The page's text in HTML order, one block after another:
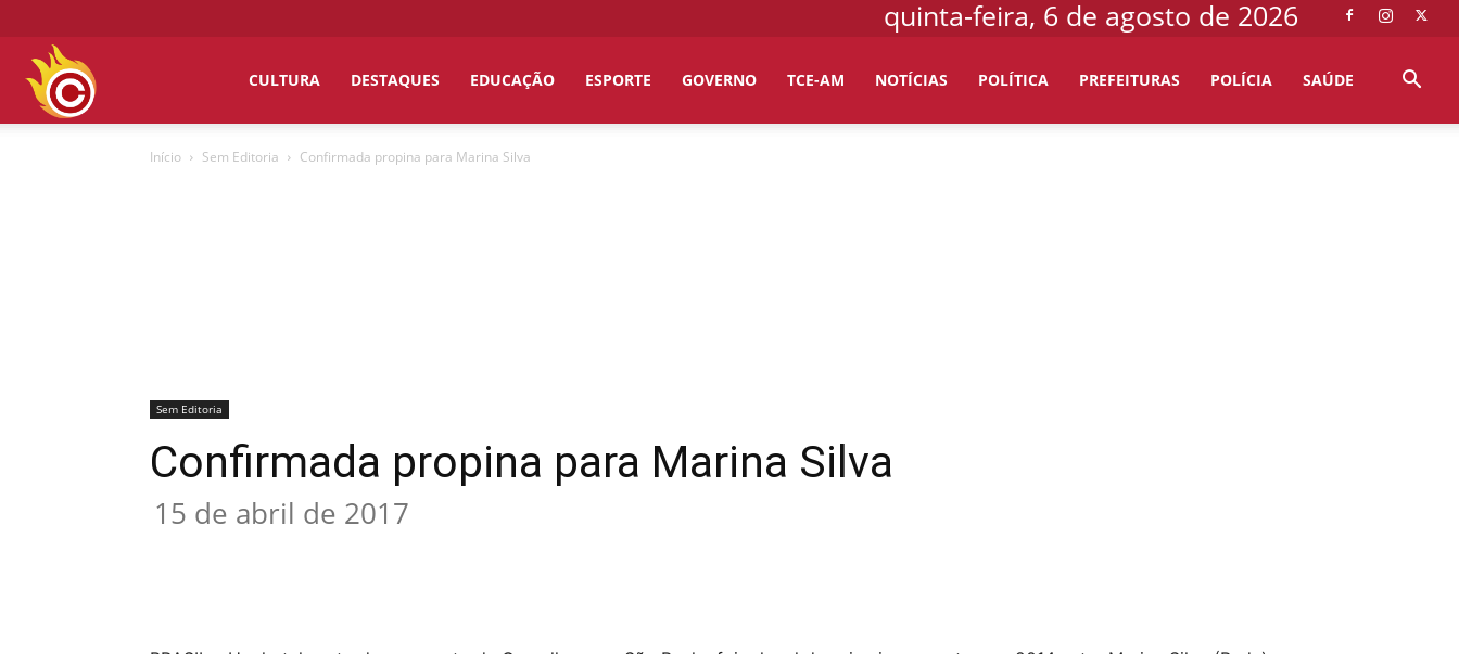
quinta-feira, 6 de agosto de 2026
CULTURA DESTAQUES EDUCAÇÃO ESPORTE GOVERNO TCE-AM NOTÍCIAS POLÍTICA PREFEITURAS POLÍCIA SAÚDE
Início Sem Editoria Confirmada propina para Marina Silva
Sem Editoria
Confirmada propina para Marina Silva
15 de abril de 2017